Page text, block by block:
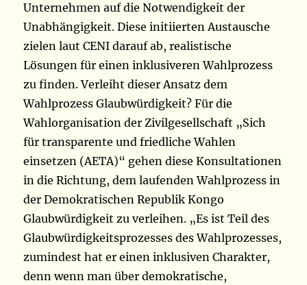
Unternehmen auf die Notwendigkeit der
Unabhängigkeit. Diese initiierten Austausche
zielen laut CENI darauf ab, realistische
Lösungen für einen inklusiveren Wahlprozess
zu finden. Verleiht dieser Ansatz dem
Wahlprozess Glaubwürdigkeit? Für die
Wahlorganisation der Zivilgesellschaft „Sich
für transparente und friedliche Wahlen
einsetzen (AETA)“ gehen diese Konsultationen
in die Richtung, dem laufenden Wahlprozess in
der Demokratischen Republik Kongo
Glaubwürdigkeit zu verleihen. „Es ist Teil des
Glaubwürdigkeitsprozesses des Wahlprozesses,
zumindest hat er einen inklusiven Charakter,
denn wenn man über demokratische,